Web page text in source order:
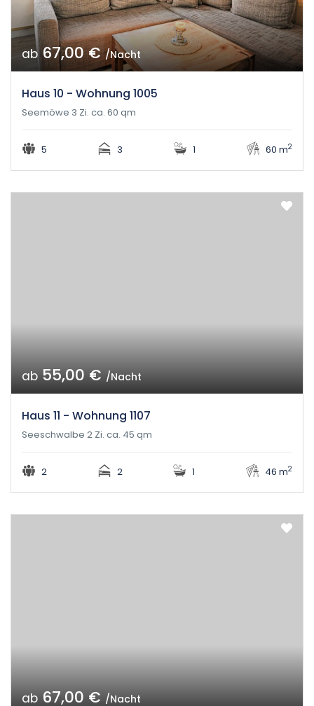
ab67,00 €/Nacht
Haus 10 - Wohnung 1005
Seemöwe 3 Zi. ca. 60 qm
5 3 1 60 m2
ab55,00 €/Nacht
Haus 11 - Wohnung 1107
Seeschwalbe 2 Zi. ca. 45 qm
2 2 1 46 m2
ab67,00 €/Nacht